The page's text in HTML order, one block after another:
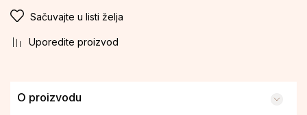
Sačuvajte u listi želja
Uporedite proizvod
O proizvodu